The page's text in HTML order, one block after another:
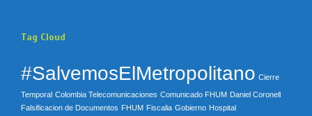
Tag Cloud
#SalvemosElMetropolitano Cierre
Temporal Colombia Telecomunicaciones Comunicado FHUM Daniel Coronell
Falsificacion de Documentos FHUM Fiscalia Gobierno Hospital